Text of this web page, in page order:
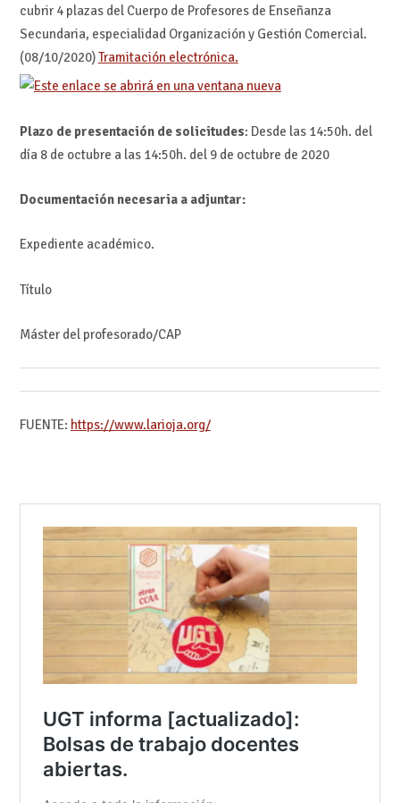
cubrir 4 plazas del Cuerpo de Profesores de Enseñanza
Secundaria, especialidad Organización y Gestión Comercial.
(08/10/2020)Tramitación electrónica.
Plazo de presentación de solicitudes: Desde las 14:50h. del
día 8 de octubre a las 14:50h. del 9 de octubre de 2020
Documentación necesaria a adjuntar:
Expediente académico.
Título
Máster del profesorado/CAP
FUENTE: https://www.larioja.org/